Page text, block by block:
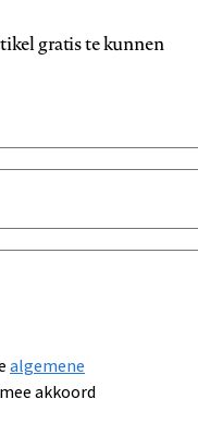
gratis te kunnen
algemene
akkoord